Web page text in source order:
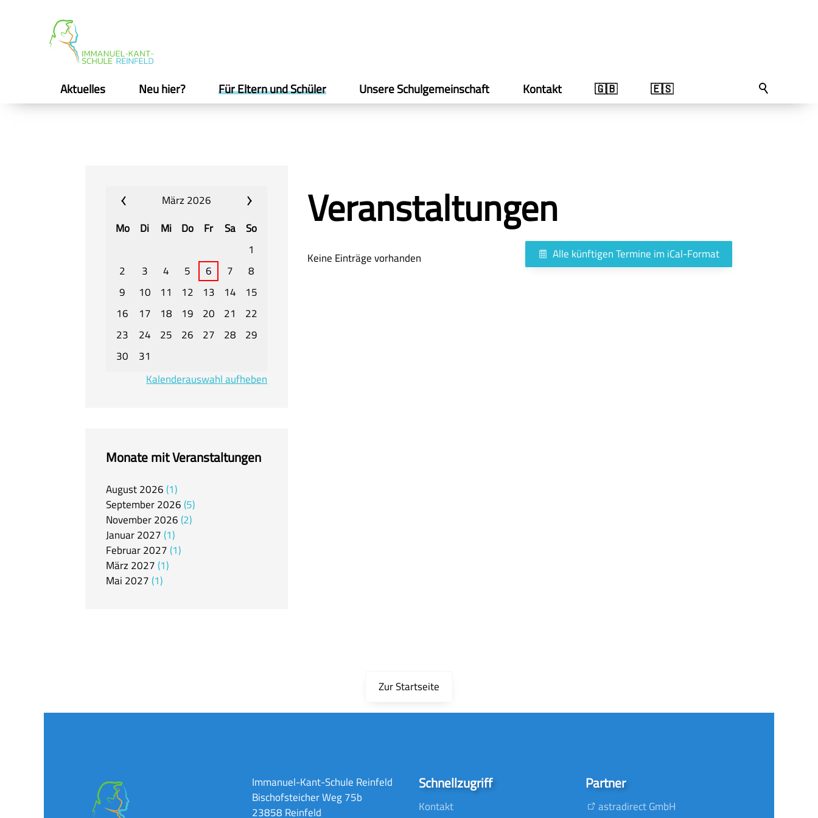
Aktuelles Neu hier? Für Eltern und Schüler Unsere Schulgemeinschaft Kontakt 🇬🇧 🇪🇸
März 2026
Mo
Di Mi Do Fr Sa
So
1
2
3 4 5 6 7
8
9
10 11 12 13 14
15
16
17 18 19 20 21
22
23
24 25 26 27 28
29
30
31
Kalenderauswahl aufheben
Monate mit Veranstaltungen
August2026 1
September2026 5
November2026 2
Januar2027 1
Februar2027 1
März 2027 1
Mai 2027 1
Veranstaltungen
Alle künftigen Termine im iCal-Format
Keine Einträge vorhanden
Zur Startseite
Immanuel-Kant-Schule Reinfeld
Bischofsteicher Weg 75b
23858 Reinfeld
Schnellzugriff
Kontakt
Partner
astradirect GmbH